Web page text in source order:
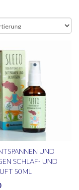
UND
SCHLAF- UND
50ML